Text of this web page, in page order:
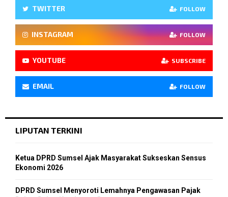
TWITTER FOLLOW
INSTAGRAM FOLLOW
YOUTUBE SUBSCRIBE
EMAIL FOLLOW
LIPUTAN TERKINI
Ketua DPRD Sumsel Ajak Masyarakat Sukseskan Sensus
Ekonomi 2026
DPRD Sumsel Menyoroti Lemahnya Pengawasan Pajak